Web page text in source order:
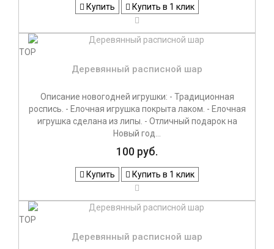
Купить Купить в 1 клик
TOP
Деревянный расписной шар
Описание новогодней игрушки: - Традиционная
роспись. - Елочная игрушка покрыта лаком. - Елочная
игрушка сделана из липы. - Отличный подарок на
Новый год...
100 руб.
Купить Купить в 1 клик
TOP
Деревянный расписной шар